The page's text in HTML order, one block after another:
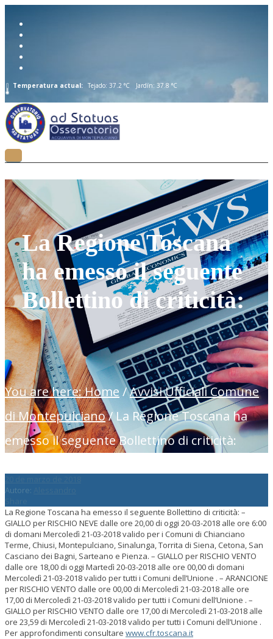
Temperatura actual: Tejado: 37.2 °C Jardín: 37.8 °C
La Regione Toscana
ha emesso il seguente
Bollettino di criticità:
You are here: Home /Avvisi Ufficiali Comune
di Montepulciano/La Regione Toscana ha
emesso il seguente Bollettino di criticità:
Autore:
La Regione Toscana ha emesso il seguente Bollettino di criticità: –
GIALLO per RISCHIO NEVE dalle ore 20,00 di oggi 20-03-2018 alle ore 6:00
di domani Mercoledì 21-03-2018 valido per i Comuni di Chianciano
Terme, Chiusi, Montepulciano, Sinalunga, Torrita di Siena, Cetona, San
Casciano dei Bagni, Sarteano e Pienza. – GIALLO per RISCHIO VENTO
dalle ore 18,00 di oggi Martedì 20-03-2018 alle ore 00,00 di domani
Mercoledì 21-03-2018 valido per tutti i Comuni dell’Unione . – ARANCIONE
per RISCHIO VENTO dalle ore 00,00 di Mercoledì 21-03-2018 alle ore
17,00 di Mercoledì 21-03-2018 valido per tutti i Comuni dell’Unione . –
GIALLO per RISCHIO VENTO dalle ore 17,00 di Mercoledì 21-03-2018 alle
ore 23,59 di Mercoledì 21-03-2018 valido per tutti i Comuni dell’Unione .
Per approfondimenti consultare www.cfr.toscana.it